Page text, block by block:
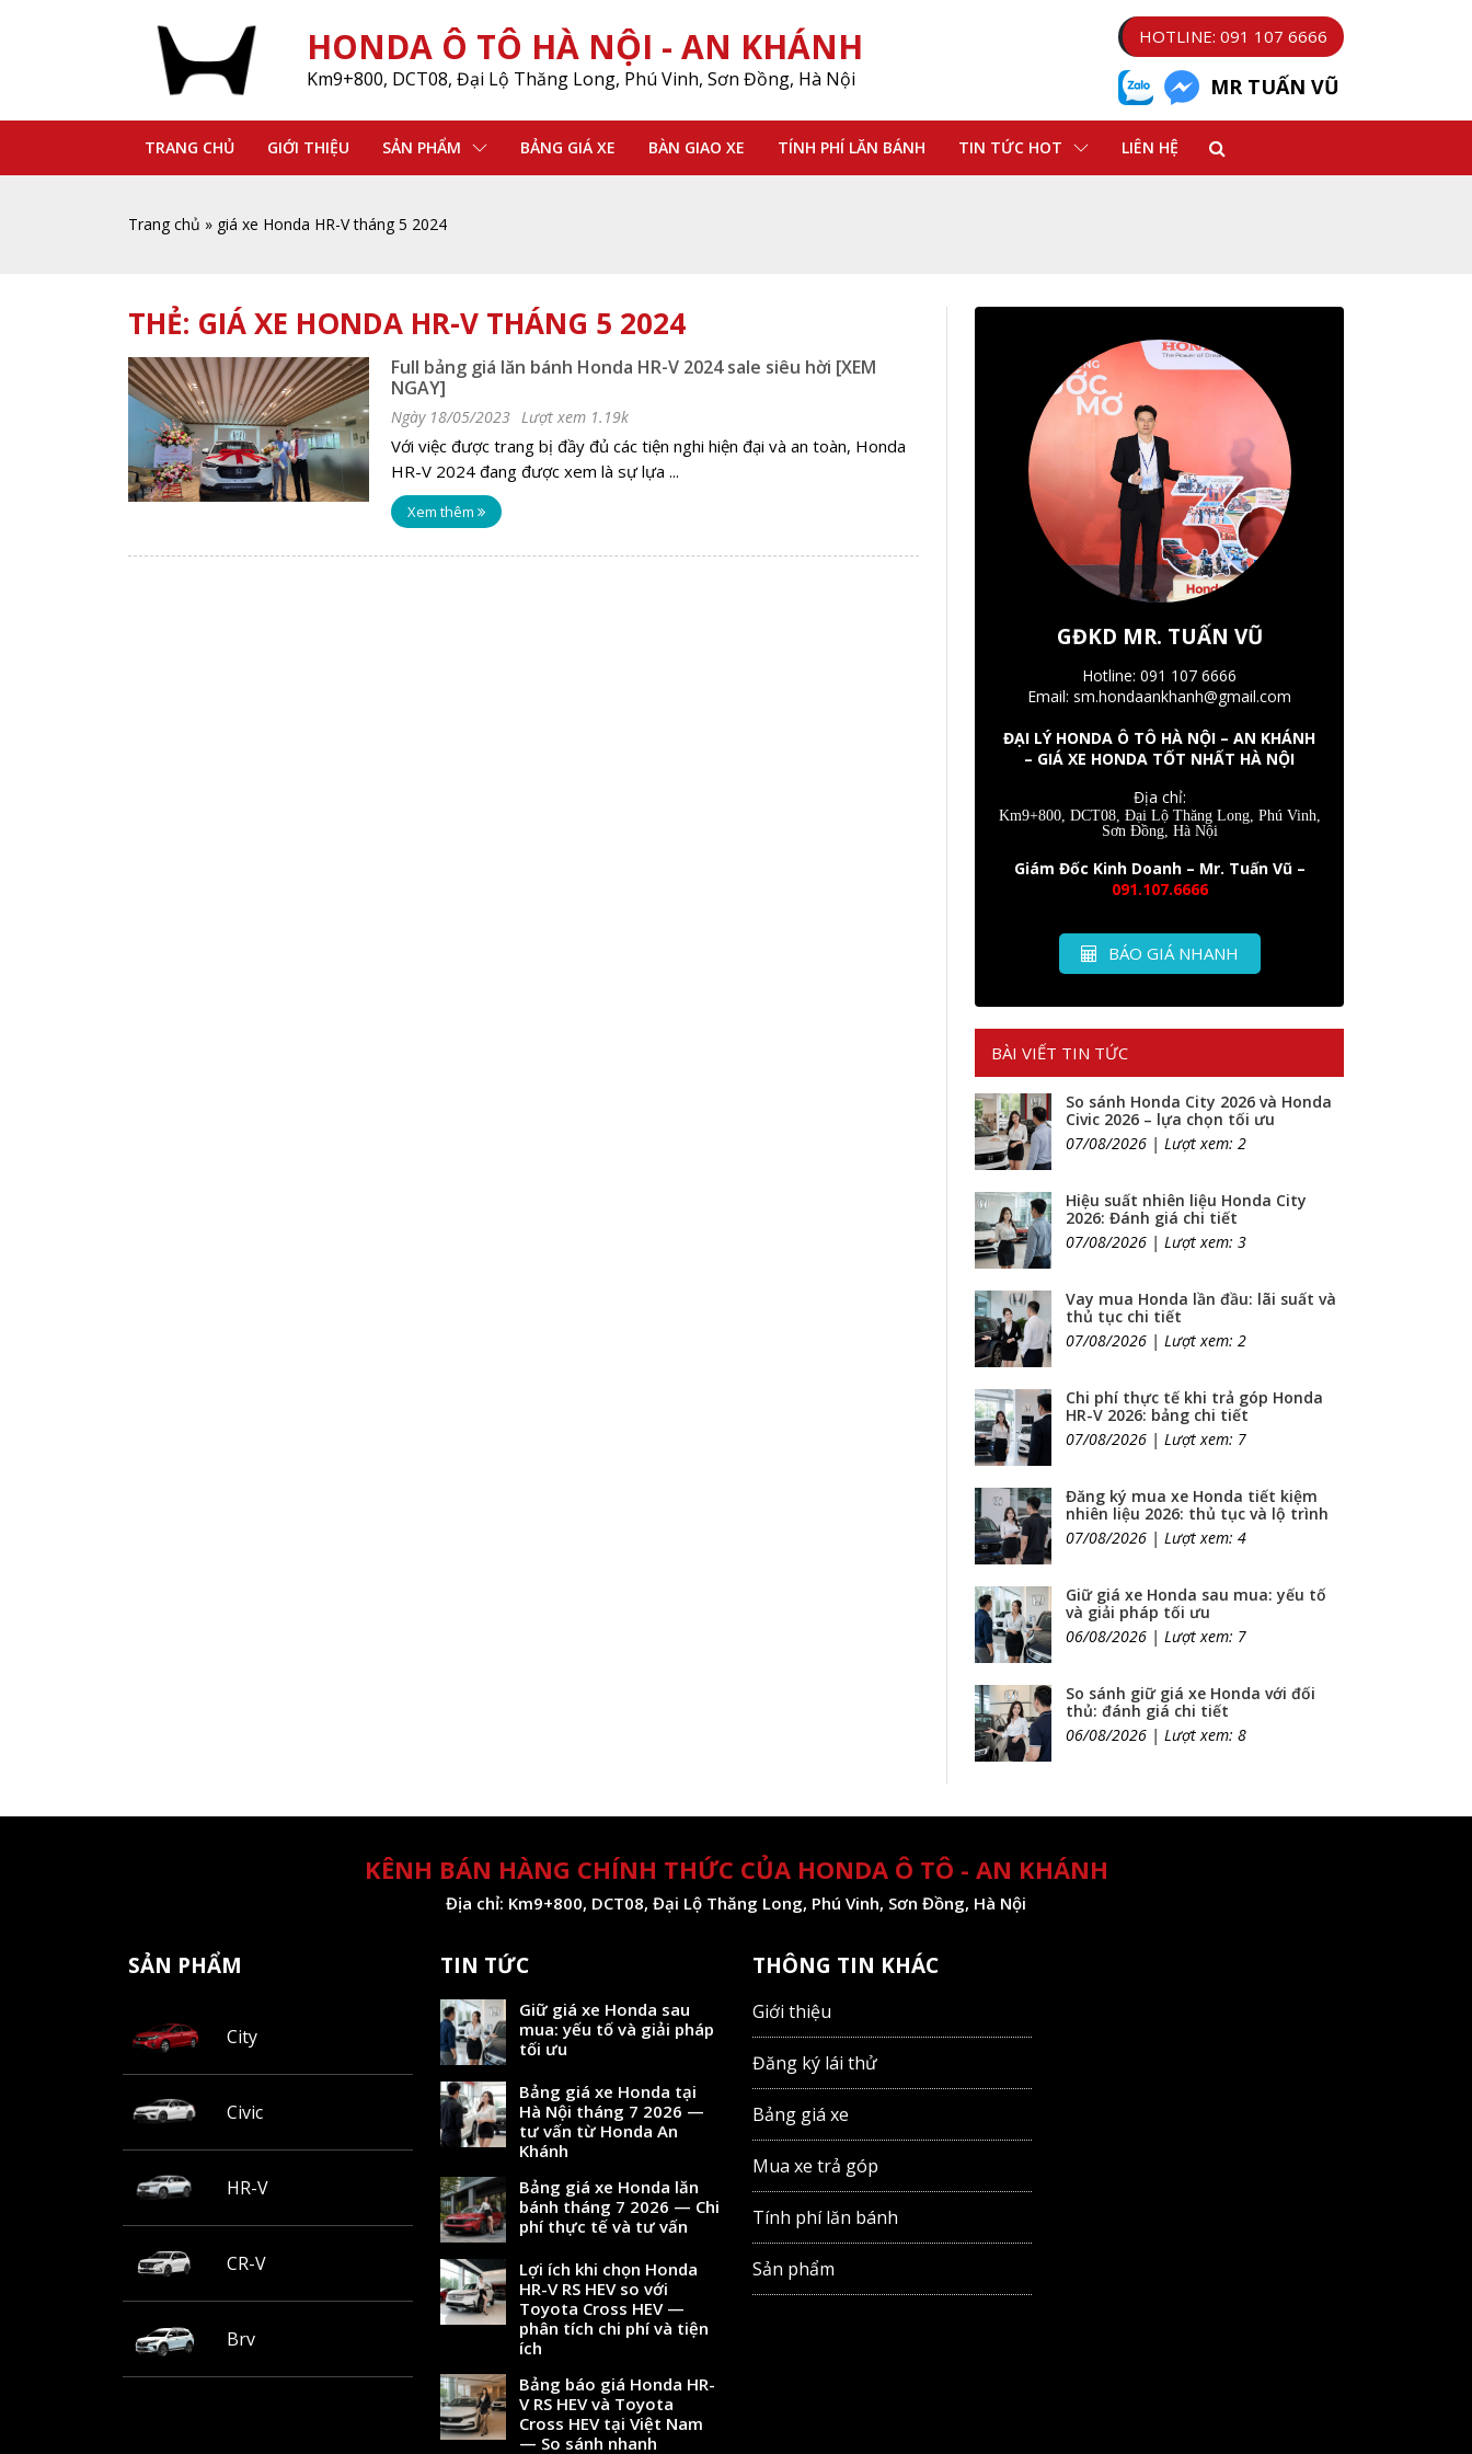
HONDA Ô TÔ HÀ NỘI - AN KHÁNH
Km9+800, DCT08, Đại Lộ Thăng Long, Phú Vinh, Sơn Đồng, Hà Nội
HOTLINE: 091 107 6666
MR TUẤN VŨ
TRANG CHỦ GIỚI THIỆU SẢN PHẨM BẢNG GIÁ XE BÀN GIAO XE TÍNH PHÍ LĂN BÁNH TIN TỨC HOT LIÊN HỆ
Trang chủ » giá xe Honda HR-V tháng 5 2024
THẺ: GIÁ XE HONDA HR-V THÁNG 5 2024
Full bảng giá lăn bánh Honda HR-V 2024 sale siêu hời [XEM
NGAY]
Ngày 18/05/2023 Lượt xem 1.19k
Với việc được trang bị đầy đủ các tiện nghi hiện đại và an toàn, Honda
HR-V 2024 đang được xem là sự lựa ...
Xem thêm
GĐKD MR. TUẤN VŨ
Hotline: 091 107 6666
Email: sm.hondaankhanh@gmail.com
ĐẠI LÝ HONDA Ô TÔ HÀ NỘI – AN KHÁNH
– GIÁ XE HONDA TỐT NHẤT HÀ NỘI
Địa chỉ:
Km9+800, DCT08, Đại Lộ Thăng Long, Phú Vinh,
Sơn Đồng, Hà Nội
Giám Đốc Kinh Doanh – Mr. Tuấn Vũ –
091.107.6666
BÁO GIÁ NHANH
BÀI VIẾT TIN TỨC
So sánh Honda City 2026 và Honda
Civic 2026 – lựa chọn tối ưu
07/08/2026 | Lượt xem: 2
Hiệu suất nhiên liệu Honda City
2026: Đánh giá chi tiết
07/08/2026 | Lượt xem: 3
Vay mua Honda lần đầu: lãi suất và
thủ tục chi tiết
07/08/2026 | Lượt xem: 2
Chi phí thực tế khi trả góp Honda
HR-V 2026: bảng chi tiết
07/08/2026 | Lượt xem: 7
Đăng ký mua xe Honda tiết kiệm
nhiên liệu 2026: thủ tục và lộ trình
07/08/2026 | Lượt xem: 4
Giữ giá xe Honda sau mua: yếu tố
và giải pháp tối ưu
06/08/2026 | Lượt xem: 7
So sánh giữ giá xe Honda với đối
thủ: đánh giá chi tiết
06/08/2026 | Lượt xem: 8
KÊNH BÁN HÀNG CHÍNH THỨC CỦA HONDA Ô TÔ - AN KHÁNH
Địa chỉ: Km9+800, DCT08, Đại Lộ Thăng Long, Phú Vinh, Sơn Đồng, Hà Nội
SẢN PHẨM
City
Civic
HR-V
CR-V
Brv
TIN TỨC
Giữ giá xe Honda sau
mua: yếu tố và giải pháp
tối ưu
Bảng giá xe Honda tại
Hà Nội tháng 7 2026 —
tư vấn từ Honda An
Khánh
Bảng giá xe Honda lăn
bánh tháng 7 2026 — Chi
phí thực tế và tư vấn
Lợi ích khi chọn Honda
HR-V RS HEV so với
Toyota Cross HEV —
phân tích chi phí và tiện
ích
Bảng báo giá Honda HR-
V RS HEV và Toyota
Cross HEV tại Việt Nam
— So sánh nhanh
THÔNG TIN KHÁC
Giới thiệu
Đăng ký lái thử
Bảng giá xe
Mua xe trả góp
Tính phí lăn bánh
Sản phẩm